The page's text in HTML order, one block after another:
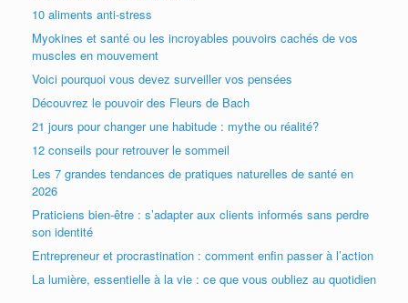
10 aliments anti-stress
Myokines et santé ou les incroyables pouvoirs cachés de vos
muscles en mouvement
Voici pourquoi vous devez surveiller vos pensées
Découvrez le pouvoir des Fleurs de Bach
21 jours pour changer une habitude : mythe ou réalité?
12 conseils pour retrouver le sommeil
Les 7 grandes tendances de pratiques naturelles de santé en
2026
Praticiens bien-être : s’adapter aux clients informés sans perdre
son identité
Entrepreneur et procrastination : comment enfin passer à l’action
La lumière, essentielle à la vie : ce que vous oubliez au quotidien